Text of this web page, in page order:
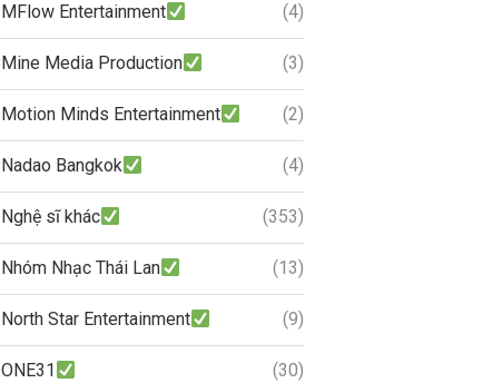
MFlow Entertainment (4)
Mine Media Production (3)
Motion Minds Entertainment (2)
Nadao Bangkok (4)
Nghệ sĩ khác (353)
Nhóm Nhạc Thái Lan (13)
North Star Entertainment (9)
ONE31 (30)